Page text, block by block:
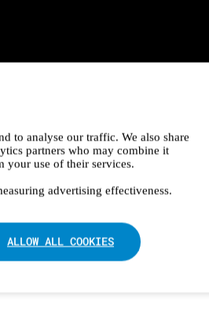
to analyse our traffic. We also share
partners who may combine it
your use of their services.
advertising effectiveness.
ALLOW ALL COOKIES